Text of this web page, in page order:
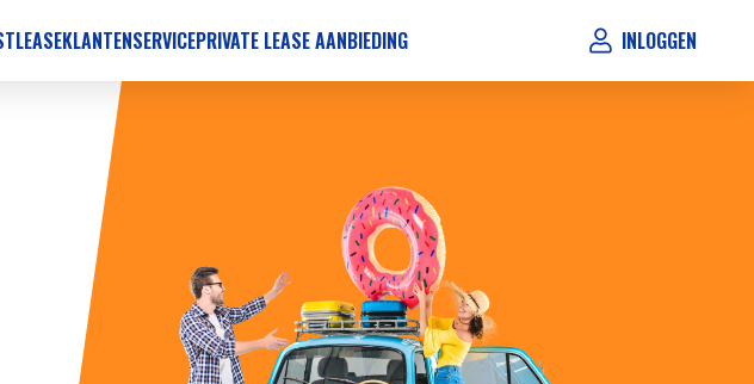
KLANTENSERVICEPRIVATE LEASE AANBIEDING INLOGGEN